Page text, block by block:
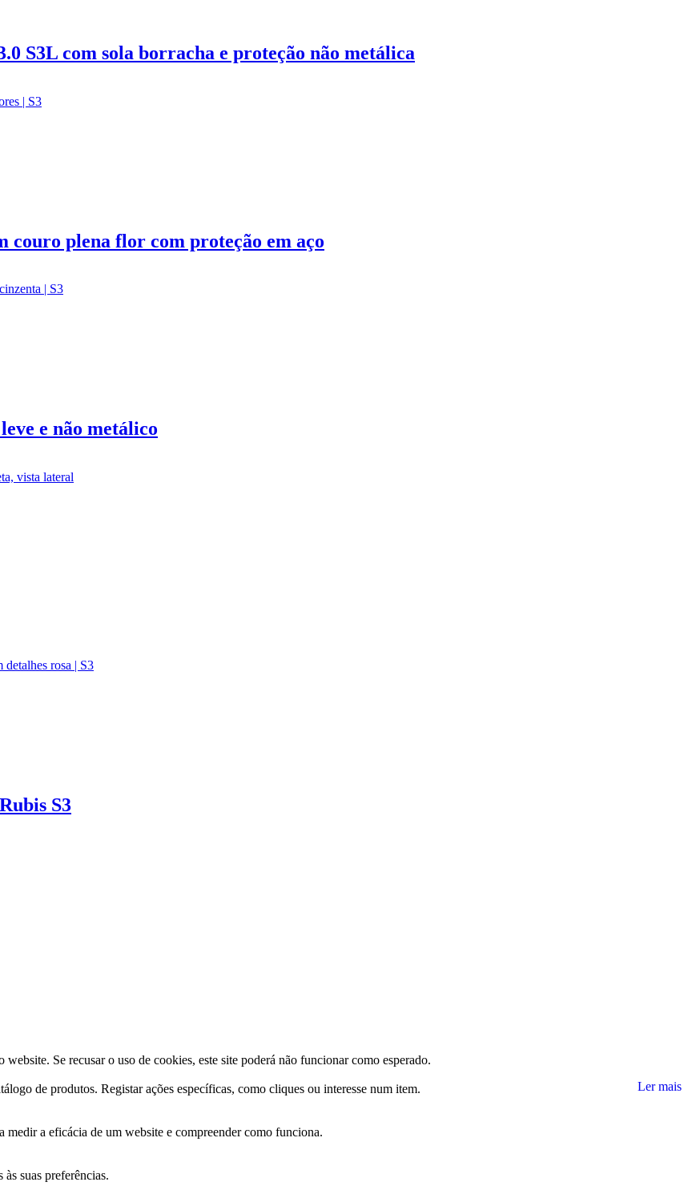
S3L com sola borracha e proteção não metálica
couro plena flor com proteção em aço
e não metálico
S3
Se recusar o uso de cookies, este site poderá não funcionar como esperado.
Ler mais
de produtos. Registar ações específicas, como cliques ou interesse num item.
medir a eficácia de um website e compreender como funciona.
às suas preferências.